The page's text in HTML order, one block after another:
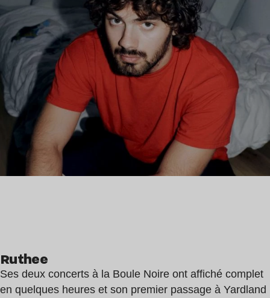
Ruthee
Ses deux concerts à la Boule Noire ont affiché complet
en quelques heures et son premier passage à Yardland